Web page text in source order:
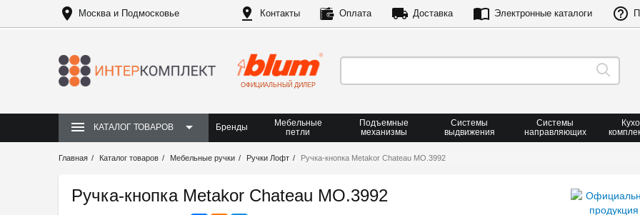
Москва и Подмосковье Контакты Оплата Доставка Электронные каталоги
ОФИЦИАЛЬНЫЙ ДИЛЕР
КАТАЛОГ ТОВАРОВ Бренды
Мебельные
петли
Подъемные
механизмы
Системы
выдвижения
Системы
направляющих
Главная Каталог товаров Мебельные ручки Ручки Лофт Ручка-кнопка Metakor Chateau MO.3992
Ручка-кнопка Metakor Chateau MO.3992